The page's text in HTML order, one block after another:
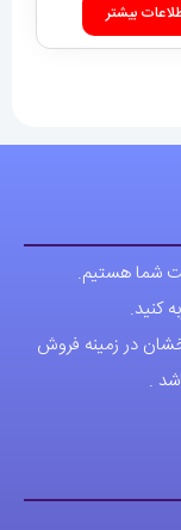
بیشتر
شما هستیم.
کنید.
20 سال سابقه درخشان در زمینه فروش
.